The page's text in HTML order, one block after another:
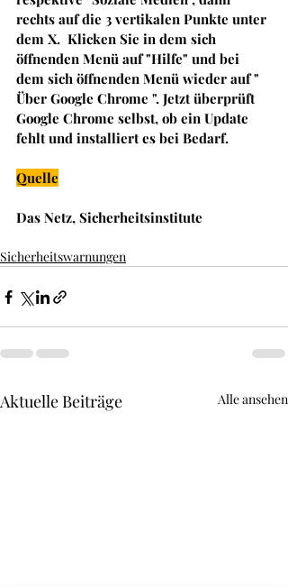
rechts auf die 3 vertikalen Punkte unter
dem X.  Klicken Sie in dem sich
öffnenden Menü auf "Hilfe" und bei
dem sich öffnenden Menü wieder auf "
Über Google Chrome ". Jetzt überprüft
Google Chrome selbst, ob ein Update
fehlt und installiert es bei Bedarf.
Quelle
Das Netz, Sicherheitsinstitute
Sicherheitswarnungen
Aktuelle Beiträge Alle ansehen